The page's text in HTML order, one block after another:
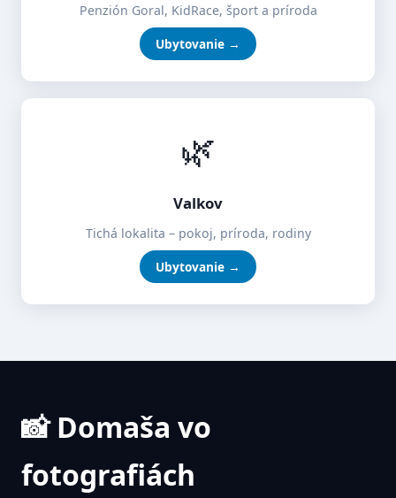
Penzión Goral, KidRace, šport a príroda
Ubytovanie →
🌿
Valkov
Tichá lokalita – pokoj, príroda, rodiny
Ubytovanie →
📸 Domaša vo
fotografiách